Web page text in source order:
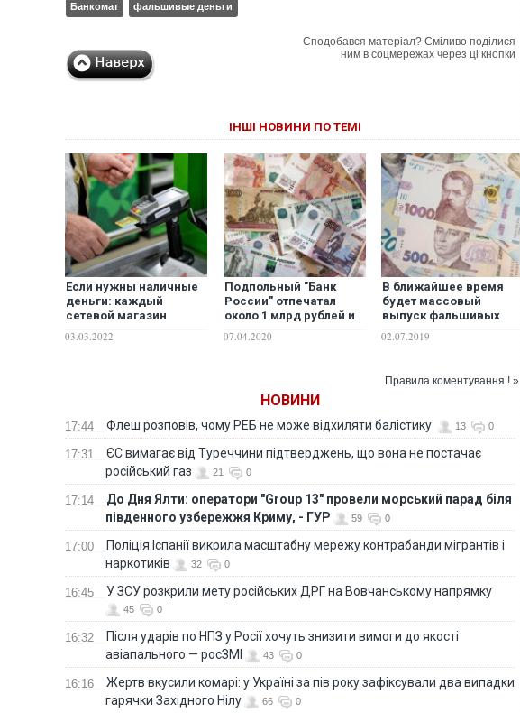
Банкомат фальшивые деньги
Сподобався матеріал? Сміливо поділися
ним в соцмережах через ці кнопки
ІНШІ НОВИНИ ПО ТЕМІ
Если нужны наличные
деньги: каждый
сетевой магазин
банкоматом
03.03.2022
Подпольный "Банк
России" отпечатал
около 1 млрд рублей и
07.04.2020
В ближайшее время
будет массовый
выпуск фальшивых
эксперт
02.07.2019
Правила коментування ! »
НОВИНИ
17:44 Флеш розповів, чому РЕБ не може відхиляти балістику 13 0
17:31
ЄС вимагає від Туреччини підтверджень, що вона не постачає
російський газ
21 0
17:14
До Дня Ялти: оператори "Group 13" провели морський парад біля
південного узбережжя Криму, - ГУР
59 0
17:00
Поліція Іспанії викрила масштабну мережу контрабанди мігрантів і
наркотиків
32 0
16:45 У ЗСУ розкрили мету російських ДРГ на Вовчанському напрямку
45 0
16:32
Після ударів по НПЗ у Росії хочуть знизити вимоги до якості
авіапального — росЗМІ
43 0
16:16
Жертв вкусили комарі: у Україні за пів року зафіксували два випадки
гарячки Західного Нілу
66 0